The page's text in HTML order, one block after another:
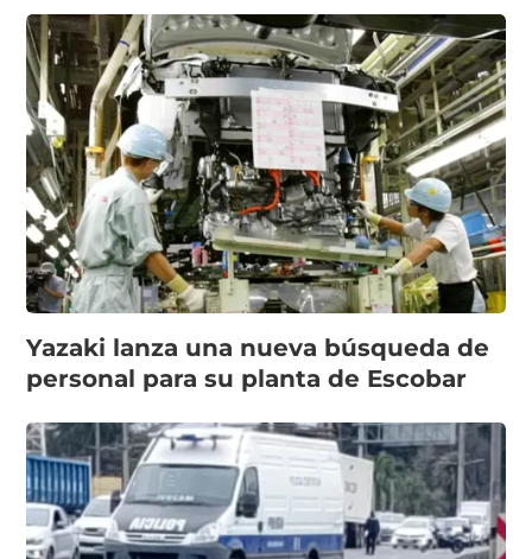
Yazaki lanza una nueva búsqueda de
personal para su planta de Escobar